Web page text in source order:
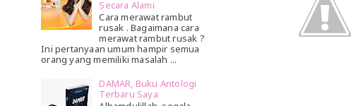
Secara Alami
Cara merawat rambut
rusak . Bagaimana cara
merawat rambut rusak ?
Ini pertanyaan umum hampir semua
orang yang memiliki masalah ...
DAMAR, Buku Antologi
Terbaru Saya